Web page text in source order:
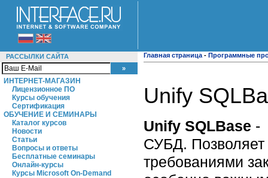
РАССЫЛКИ САЙТА
ИНТЕРНЕТ-МАГАЗИН
Лицензионное ПО
Курсы обучения
Сертификация
ОБУЧЕНИЕ И СЕМИНАРЫ
Каталог курсов
Новости
Статьи
Вопросы и ответы
Бесплатные семинары
Онлайн-курсы
Курсы Microsoft On-Demand
Главная страница - Программные
Unify
Unify SQLBase -
СУБД. Позволяет
требованиями